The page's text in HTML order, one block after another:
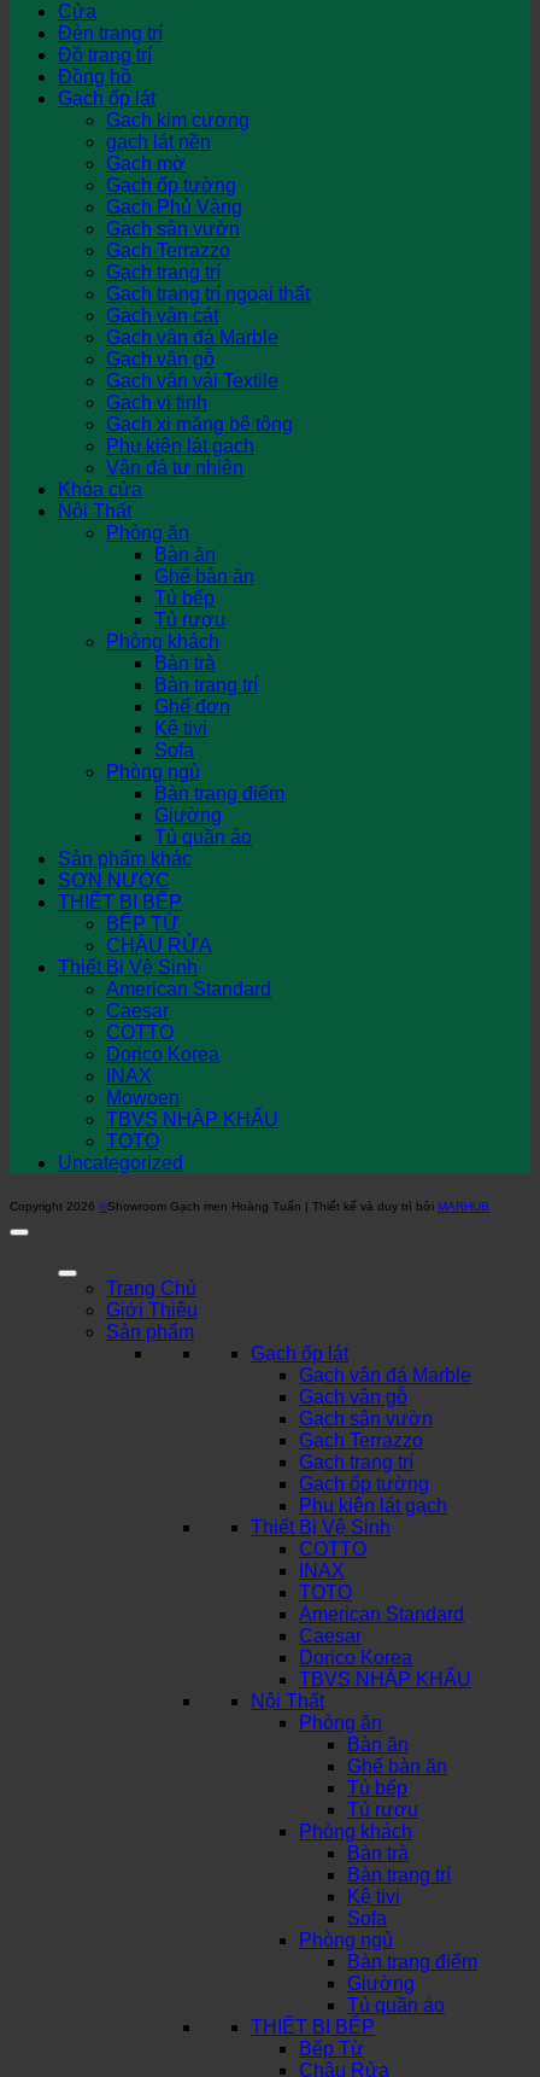
Cửa
Đèn trang trí
Đồ trang trí
Đồng hồ
Gạch ốp lát
Gạch kim cương
gạch lát nền
Gạch mờ
Gạch ốp tường
Gạch Phủ Vàng
Gạch sân vườn
Gạch Terrazzo
Gạch trang trí
Gạch trang trí ngoại thất
Gạch vân cát
Gạch vân đá Marble
Gạch vân gỗ
Gạch vân vải Textile
Gạch vi tinh
Gạch xi măng bê tông
Phụ kiện lát gạch
Vân đá tự nhiên
Khóa cửa
Nội Thất
Phòng ăn
Bàn ăn
Ghế bàn ăn
Tủ bếp
Tủ rượu
Phòng khách
Bàn trà
Bàn trang trí
Ghế đơn
Kệ tivi
Sofa
Phòng ngủ
Bàn trang điểm
Giường
Tủ quần áo
Sản phẩm khác
SƠN NƯỚC
THIẾT BỊ BẾP
BẾP TỪ
CHẬU RỬA
Thiết Bị Vệ Sinh
American Standard
Caesar
COTTO
Dorico Korea
INAX
Mowoen
TBVS NHẬP KHẨU
TOTO
Uncategorized
Copyright 2026 ©Showroom Gạch men Hoàng Tuấn | Thiết kế và duy trì bởi MARHUB
Trang Chủ
Giới Thiệu
Sản phẩm
Gạch ốp lát
Gạch vân đá Marble
Gạch vân gỗ
Gạch sân vườn
Gạch Terrazzo
Gạch trang trí
Gạch ốp tường
Phụ kiện lát gạch
Thiết Bị Vệ Sinh
COTTO
INAX
TOTO
American Standard
Caesar
Dorico Korea
TBVS NHẬP KHẨU
Nội Thất
Phòng ăn
Bàn ăn
Ghế bàn ăn
Tủ bếp
Tủ rượu
Phòng khách
Bàn trà
Bàn trang trí
Kệ tivi
Sofa
Phòng ngủ
Bàn trang điểm
Giường
Tủ quần áo
THIẾT BỊ BẾP
Bếp Từ
Chậu Rửa